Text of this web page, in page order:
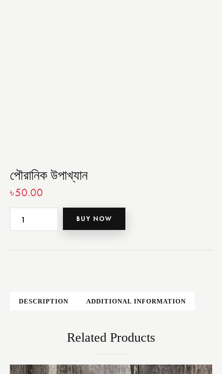
পৌরানিক উপাখ্যান
৳50.00
BUY NOW
DESCRIPTION ADDITIONAL INFORMATION
Related Products